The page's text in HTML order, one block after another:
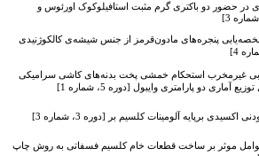
در حضور دو باکتری گرم مثبت استافیلوکوک اورئوس و
پنجره‌های مادون‌‌قرمز از جنس شیشه‌ی کالکوژنیدی
غیرمخرب استحکام خمشی پخت بدنه‌های کاشی سرامیکی
دو پارامتری وایبول [دوره 5، شماره 1]
برپایه آلومینات کلسیم بر [دوره 3، شماره 3]
موثر بر ساخت قطعات خام کلسیم فسفاتی به روش چاپ